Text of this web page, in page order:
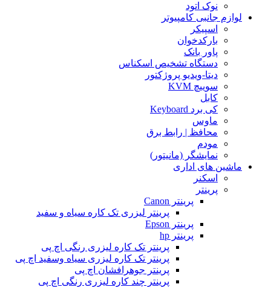
نوک اتود
لوازم جانبی کامپیوتر
اسپیکر
بارکدخوان
پاور بانک
دستگاه تشخیص اسکناس
دیتا-ویدیو پروژکتور
سوییچ KVM
کابل
کی برد Keyboard
ماوس
محافظ | رابط برق
مودم
نمایشگر (مانیتور)
ماشین های اداری
اسکنر
پرینتر
پرینتر Canon
پرینتر لیزری تک کاره سیاه و سفید
پرینتر Epson
پرینتر hp
پرینتر تک کاره لیزری رنگی اچ پی
پرینتر تک کاره لیزری سیاه وسفید اچ پی
پرینتر جوهرافشان اچ پی
پرینتر چند کاره لیزری رنگی اچ پی